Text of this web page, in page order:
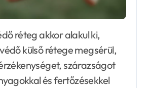
külső rétege megsérül,
szárazságot
és fertőzésekkel